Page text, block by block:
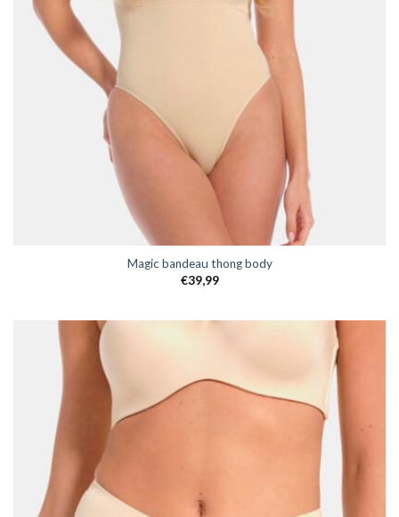
Magic bandeau thong body
€39,99